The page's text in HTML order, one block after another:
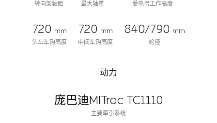
转向架轴距
最大轴重
受电弓工作高度
720 mm
头车车钩高度
720 mm
中间车钩高度
840/790 mm
轮径
动力
庞巴迪MITrac TC1110
主要牵引系统